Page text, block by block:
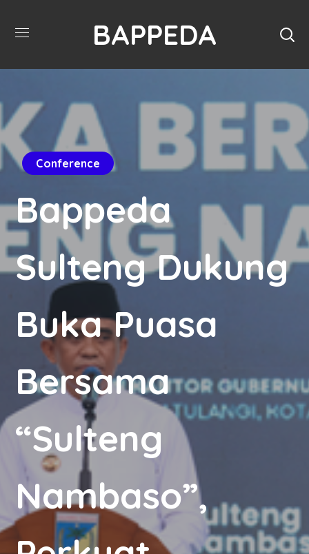
BAPPEDA
Conference
Bappeda
Sulteng Dukung
Buka Puasa
Bersama
“Sulteng
Nambaso”,